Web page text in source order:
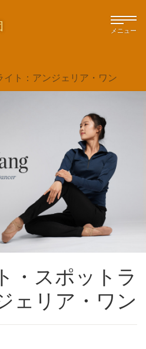
メニュー
ト：アンジェリア・ワン
・スポットラ
ェリア・ワン